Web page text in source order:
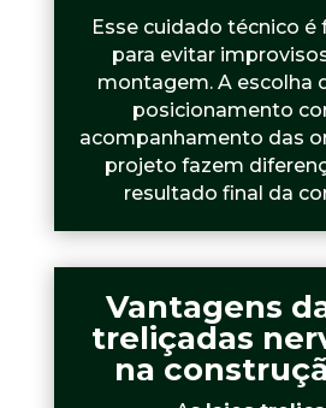
Esse cuidado técnico é
para evitar
montagem. A escolha
posicionamento
acompanhamento das
projeto fazem
resultado final da
Vantagens
treliçadas
na